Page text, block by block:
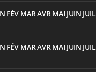
FÉV MAR AVR MAI JUIN JUIL
FÉV MAR AVR MAI JUIN JUIL